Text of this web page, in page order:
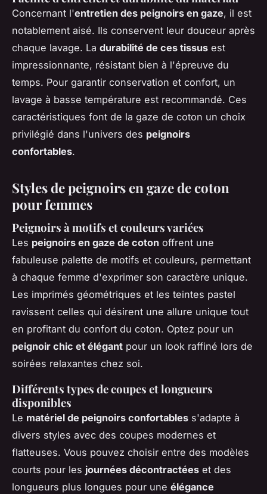
Concernant l'entretien des peignoirs en gaze, il est
notablement aisé. Ils conservent leur douceur après
chaque lavage. La durabilité de ces tissus est
impressionnante, résistant bien à l'épreuve du
temps. Pour garantir conservation et confort, un
lavage à basse température est recommandé. Ces
caractéristiques font de la gaze de coton un choix
privilégié dans l'univers des peignoirs
confortables.
Styles de peignoirs en gaze de coton
pour femmes
Peignoirs à motifs et couleurs variées
Les peignoirs en gaze de coton offrent une
fabuleuse palette de motifs et couleurs, permettant
à chaque femme d'exprimer son caractère unique.
Les imprimés géométriques et les teintes pastel
ravissent celles qui désirent une allure unique tout
en profitant du confort du coton. Optez pour un
peignoir chic et élégant pour un look raffiné lors de
soirées relaxantes chez soi.
Différents types de coupes et longueurs
disponibles
Le matériel de peignoirs confortables s'adapte à
divers styles avec des coupes modernes et
flatteuses. Vous pouvez choisir entre des modèles
courts pour les journées décontractées et des
longueurs plus longues pour une élégance